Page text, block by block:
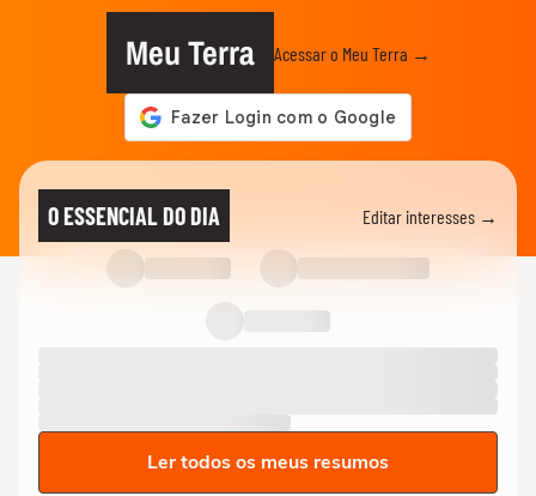
Meu Terra Acessar o Meu Terra →
O ESSENCIAL DO DIA Editar interesses →
Ler todos os meus resumos